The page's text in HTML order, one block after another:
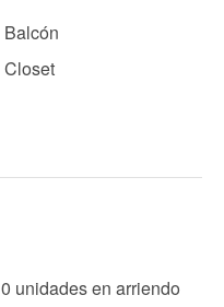
Balcón
Closet
0 unidades en arriendo